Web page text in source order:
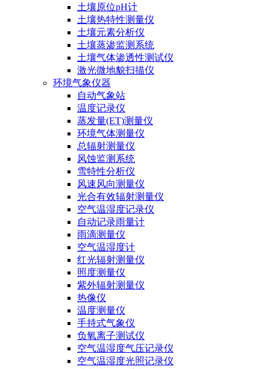
土壤原位pH计
土壤热特性测量仪
土壤元素分析仪
土壤蒸渗监测系统
土壤气体渗透性测试仪
激光微地貌扫描仪
环境气象仪器
自动气象站
温度记录仪
蒸发量(ET)测量仪
环境气体测量仪
总辐射测量仪
风蚀监测系统
雪特性分析仪
风速风向测量仪
光合有效辐射测量仪
空气温湿度记录仪
自动记录雨量计
雨滴测量仪
空气温湿度计
红光辐射测量仪
照度测量仪
紫外辐射测量仪
热像仪
温度测量仪
手持式气象仪
负氧离子测试仪
空气温湿度气压记录仪
空气温湿度光照记录仪